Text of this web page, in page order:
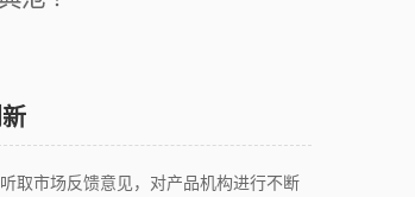
取市场反馈意见，对产品机构进行不断